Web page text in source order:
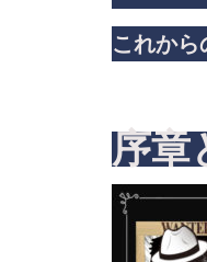
これから
序章